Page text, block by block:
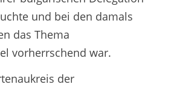
und bei den damals
das Thema
vorherrschend war.
der